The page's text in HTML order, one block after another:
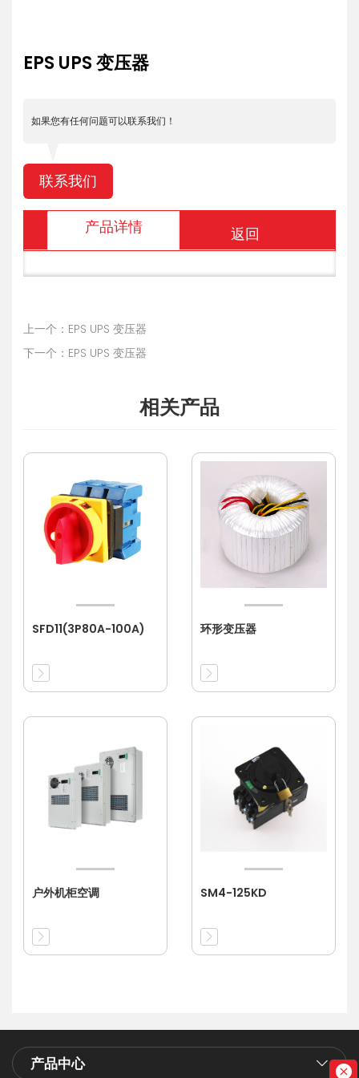
EPS UPS 变压器
如果您有任何问题可以联系我们！
联系我们
产品详情 返回
上一个：EPS UPS 变压器
下一个：EPS UPS 变压器
相关产品
SFD11(3P80A-100A) 环形变压器
户外机柜空调 SM4-125KD
产品中心